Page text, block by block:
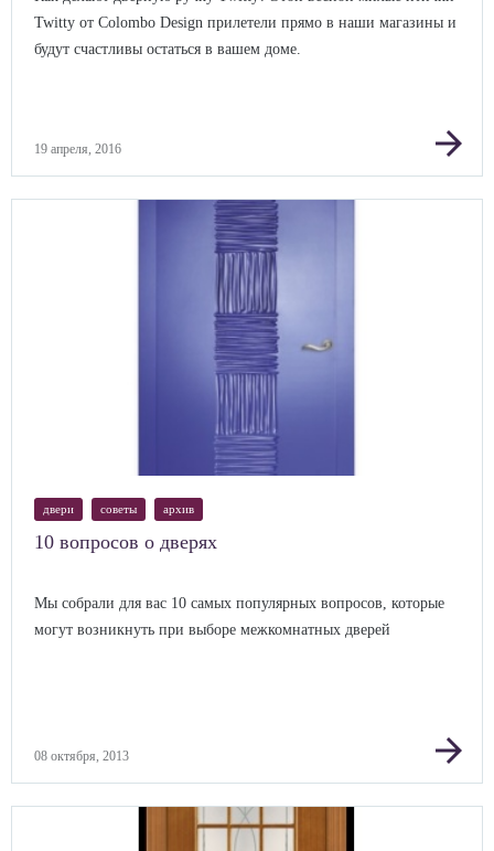
Twitty от Colombo Design прилетели прямо в наши магазины и
будут счастливы остаться в вашем доме.
19 апреля, 2016 arrow_forward
двери советы архив
10 вопросов о дверях
Мы собрали для вас 10 самых популярных вопросов, которые
могут возникнуть при выборе межкомнатных дверей
08 октября, 2013 arrow_forward